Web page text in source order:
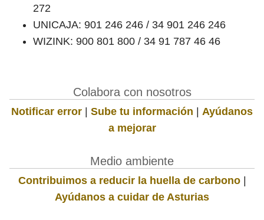
272
UNICAJA: 901 246 246 / 34 901 246 246
WIZINK: 900 801 800 / 34 91 787 46 46
Colabora con nosotros
Notificar error | Sube tu información | Ayúdanos
a mejorar
Medio ambiente
Contribuimos a reducir la huella de carbono|
Ayúdanos a cuidar de Asturias